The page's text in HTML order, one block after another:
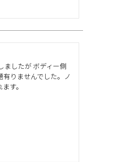
ましたが ボディー側
りませんでした。ノ
す。